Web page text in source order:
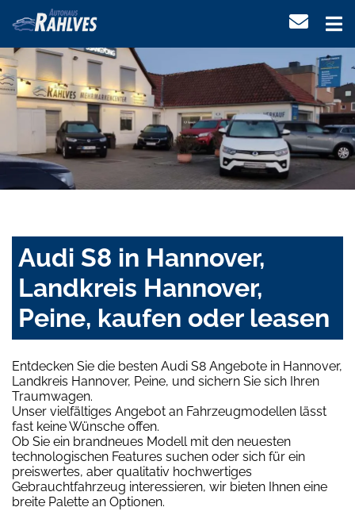
Audi S8 in Hannover,
Landkreis Hannover,
Peine, kaufen oder leasen
Entdecken Sie die besten Audi S8 Angebote in Hannover,
Landkreis Hannover, Peine, und sichern Sie sich Ihren
Traumwagen.
Unser vielfältiges Angebot an Fahrzeugmodellen lässt
fast keine Wünsche offen.
Ob Sie ein brandneues Modell mit den neuesten
technologischen Features suchen oder sich für ein
preiswertes, aber qualitativ hochwertiges
Gebrauchtfahrzeug interessieren, wir bieten Ihnen eine
breite Palette an Optionen.